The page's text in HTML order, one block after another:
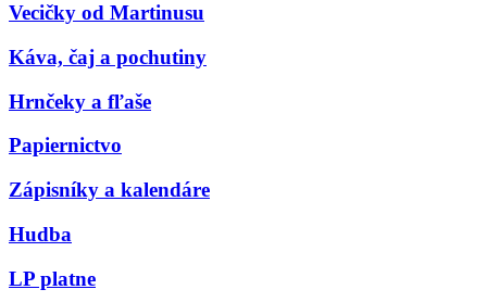
Vecičky od Martinusu
Káva, čaj a pochutiny
Hrnčeky a fľaše
Papiernictvo
Zápisníky a kalendáre
Hudba
LP platne